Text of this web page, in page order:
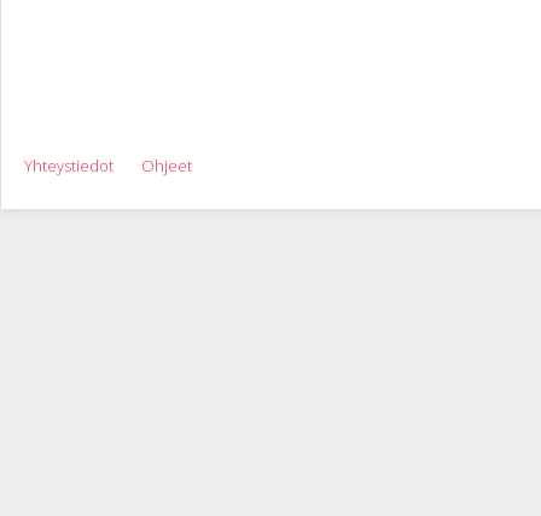
Yhteystiedot Ohjeet